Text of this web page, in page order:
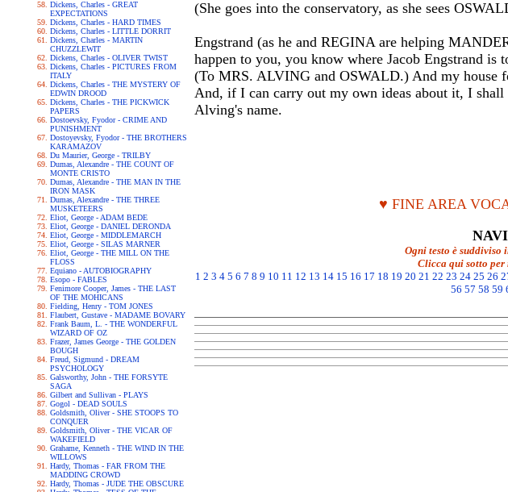
Dickens, Charles - GREAT
EXPECTATIONS
Dickens, Charles - HARD TIMES
Dickens, Charles - LITTLE DORRIT
Dickens, Charles - MARTIN
CHUZZLEWIT
Dickens, Charles - OLIVER TWIST
Dickens, Charles - PICTURES FROM
ITALY
Dickens, Charles - THE MYSTERY OF
EDWIN DROOD
Dickens, Charles - THE PICKWICK
PAPERS
Dostoevsky, Fyodor - CRIME AND
PUNISHMENT
Dostoyevsky, Fyodor - THE BROTHERS
KARAMAZOV
Du Maurier, George - TRILBY
Dumas, Alexandre - THE COUNT OF
MONTE CRISTO
Dumas, Alexandre - THE MAN IN THE
IRON MASK
Dumas, Alexandre - THE THREE
MUSKETEERS
Eliot, George - ADAM BEDE
Eliot, George - DANIEL DERONDA
Eliot, George - MIDDLEMARCH
Eliot, George - SILAS MARNER
Eliot, George - THE MILL ON THE
FLOSS
Equiano - AUTOBIOGRAPHY
Esopo - FABLES
Fenimore Cooper, James - THE LAST
OF THE MOHICANS
Fielding, Henry - TOM JONES
Flaubert, Gustave - MADAME BOVARY
Frank Baum, L. - THE WONDERFUL
WIZARD OF OZ
Frazer, James George - THE GOLDEN
BOUGH
Freud, Sigmund - DREAM
PSYCHOLOGY
Galsworthy, John - THE FORSYTE
SAGA
Gilbert and Sullivan - PLAYS
Gogol - DEAD SOULS
Goldsmith, Oliver - SHE STOOPS TO
CONQUER
Goldsmith, Oliver - THE VICAR OF
WAKEFIELD
Grahame, Kenneth - THE WIND IN THE
WILLOWS
Hardy, Thomas - FAR FROM THE
MADDING CROWD
Hardy, Thomas - JUDE THE OBSCURE
(She goes into the conservatory, as she sees
Engstrand (as he and REGINA are helping
happen to you, you know where Jacob Engstrand
(To MRS. ALVING and OSWALD.) And my house
And, if I can carry out my own ideas about it, I
Alving's name.
♥ FINE AREA
Ogni testo è suddiviso
Clicca qui sotto per
1 2 3 4 5 6 7 8 9 10 11 12 13 14 15 16 17 18 19 20 21 22 23 24 25 26
56 57 58 59